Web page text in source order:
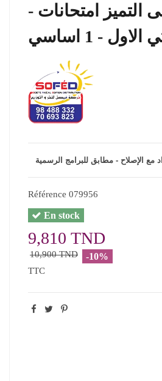
التميز امتحانات -
الاول - 1 اساسي
مع الإصلاح - مطابق للبرامج الرسمية
Référence 079956
En stock
9,810 TND
10,900 TND -10%
TTC